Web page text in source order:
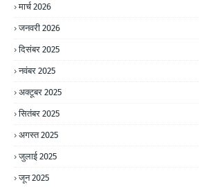
मार्च 2026
जनवरी 2026
दिसंबर 2025
नवंबर 2025
अक्टूबर 2025
सितंबर 2025
अगस्त 2025
जुलाई 2025
जून 2025